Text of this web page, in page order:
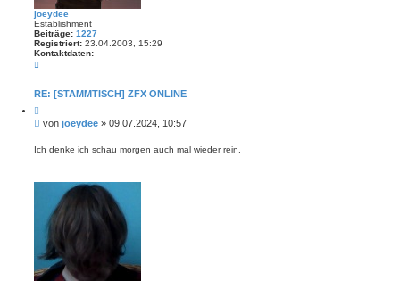
joeydee
Establishment
Beiträge: 1227
Registriert: 23.04.2003, 15:29
Kontaktdaten:
t
t
t
e
e
RE: [STAMMTISCH] ZFX ONLINE
i
t
e
B
i
a
von joeydee » 09.07.2024, 10:57
Ich denke ich schau morgen auch mal wieder rein.